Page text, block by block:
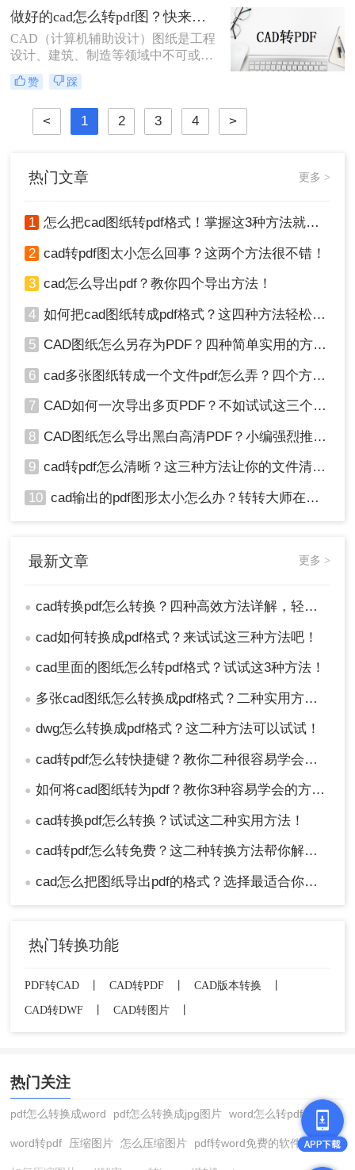
择。将CAD图纸导出为清晰的PDF文
件，对于确保设计细节的准确传达和
在不同设备间的顺畅分享至关重要。
那么cad如何导出清晰的pdf呢？以下
将详细介绍几种将CAD文件导出为清
晰PDF的方法。
做好的cad怎么转pdf图？快来看看这三种方法！
CAD（计算机辅助设计）图纸是工程
设计、建筑、制造等领域中不可或缺
的重要文件。为了更方便地分享、查
看和打印这些图纸，许多用户会选择
将其转换为PDF（可移植文档格式）
图。那么做好的cad怎么转pdf图呢？
下面将详细介绍几种将CAD图纸转换
赞 踩
< 1 2 3 4 >
热门文章 更多 >
1 怎么把cad图纸转pdf格式！掌握这3种方法就可以
2 cad转pdf图太小怎么回事？这两个方法很不错！
3 cad怎么导出pdf？教你四个导出方法！
4 如何把cad图纸转成pdf格式？这四种方法轻松转换！
5 CAD图纸怎么另存为PDF？四种简单实用的方法推荐
6 cad多张图纸转成一个文件pdf怎么弄？四个方法帮你搞定！
7 CAD如何一次导出多页PDF？不如试试这三个方法！
8 CAD图纸怎么导出黑白高清PDF？小编强烈推荐这三种方法！
9 cad转pdf怎么清晰？这三种方法让你的文件清晰无比！
10 cad输出的pdf图形太小怎么办？转转大师在线搞定
最新文章 更多 >
● cad转换pdf怎么转换？四种高效方法详解，轻松搞定格式转换！
● cad如何转换成pdf格式？来试试这三种方法吧！
● cad里面的图纸怎么转pdf格式？试试这3种方法！
● 多张cad图纸怎么转换成pdf格式？二种实用方法详解！
● dwg怎么转换成pdf格式？这二种方法可以试试！
● cad转pdf怎么转快捷键？教你二种很容易学会的方法！
● 如何将cad图纸转为pdf？教你3种容易学会的方法!
● cad转换pdf怎么转换？试试这二种实用方法！
● cad转pdf怎么转免费？这二种转换方法帮你解决！
● cad怎么把图纸导出pdf的格式？选择最适合你的高效方法！
热门转换功能
PDF转CAD CAD转PDF CAD版本转换
CAD转DWF
CAD转图片
热门关注
pdf怎么转换成word pdf怎么转换成jpg图片 word怎么转pdf
word转pdf 压缩图片 怎么压缩图片 pdf转word免费的软件